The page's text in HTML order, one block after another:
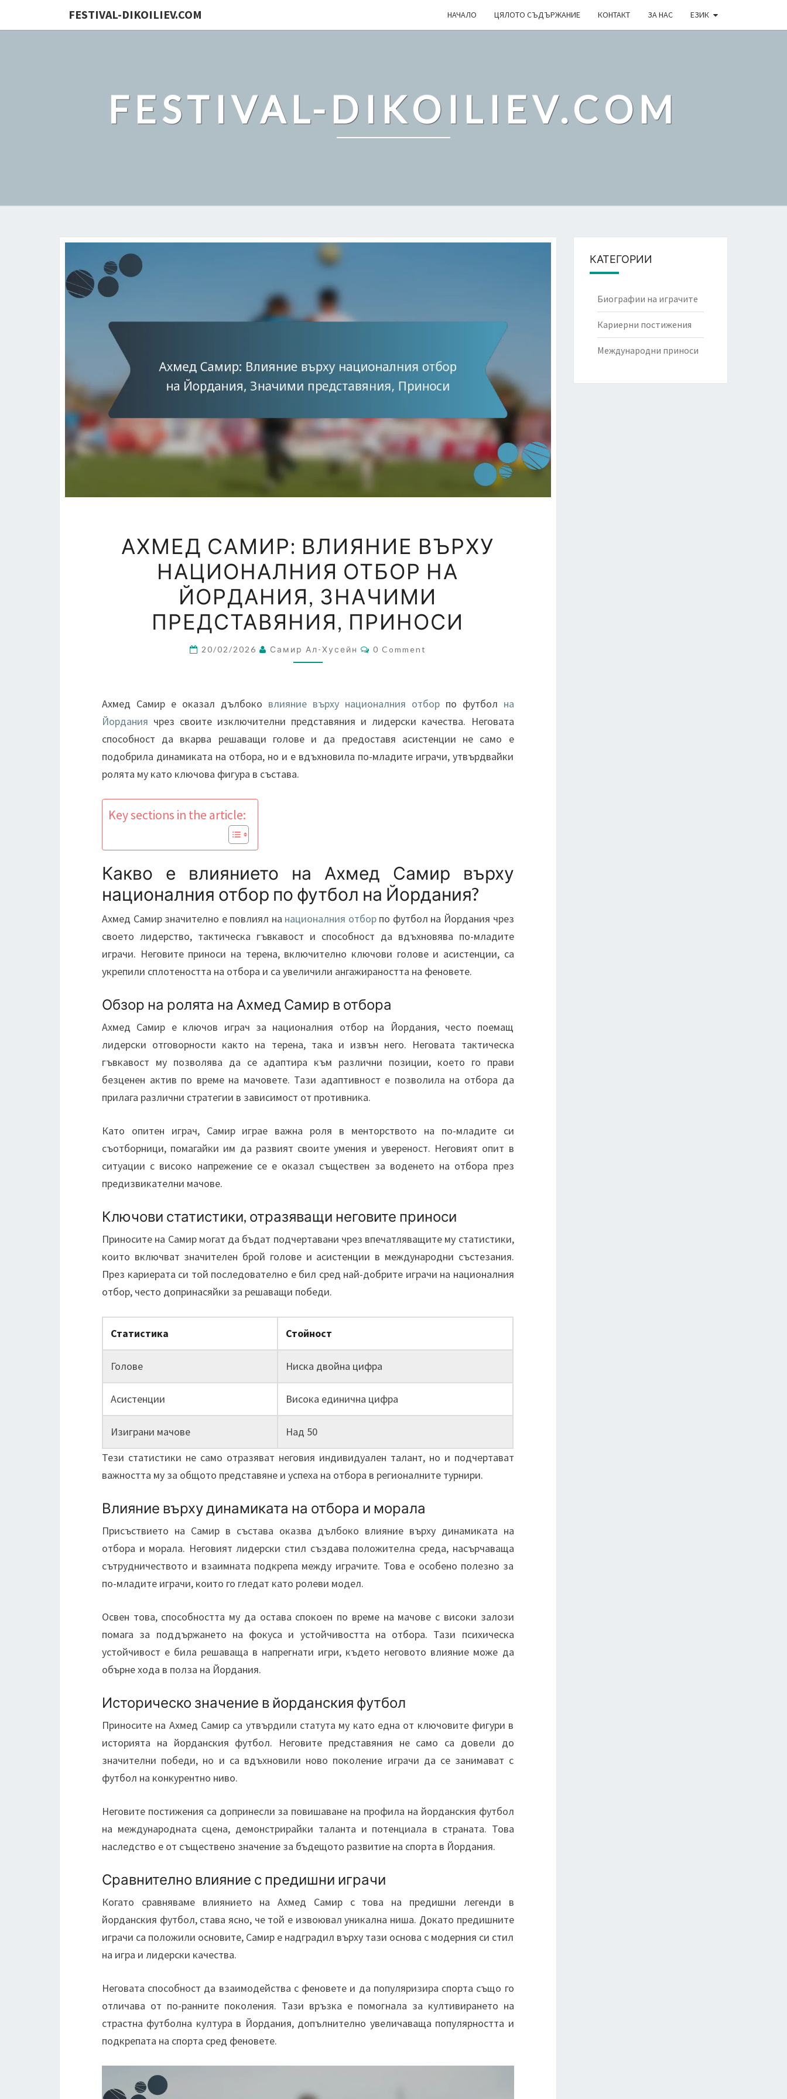
FESTIVAL-DIKOILIEV.COM НАЧАЛО ЦЯЛОТО СЪДЪРЖАНИЕ КОНТАКТ ЗА НАС ЕЗИК
FESTIVAL-DIKOILIEV.COM
САМИР:
ВЛИЯНИЕ
ВЪРХУ
НАЦИОНАЛНИЯ
ОТБОР
ЙОРДАНИЯ,
ПРИНОСИ
АХМЕД САМИР: ВЛИЯНИЕ ВЪРХУ
НАЦИОНАЛНИЯ ОТБОР НА
ЙОРДАНИЯ, ЗНАЧИМИ
ПРЕДСТАВЯНИЯ, ПРИНОСИ
20/02/2026 Самир Ал-Хусейн Comments
0 Comment
Ахмед Самир е оказал дълбоко влияние върху националния отборпо футбол на
Йордания чрез своите изключителни представяния и лидерски качества. Неговата
способност да вкарва решаващи голове и да предоставя асистенции не само е
подобрила динамиката на отбора, но и е вдъхновила по-младите играчи, утвърдвайки
ролята му като ключова фигура в състава.
Key sections in the article:
Какво е влиянието на Ахмед Самир върху
националния отбор по футбол на Йордания?
Ахмед Самир значително е повлиял на националния отборпо футбол на Йордания чрез
своето лидерство, тактическа гъвкавост и способност да вдъхновява по-младите
играчи. Неговите приноси на терена, включително ключови голове и асистенции, са
укрепили сплотеността на отбора и са увеличили ангажираността на феновете.
Обзор на ролята на Ахмед Самир в отбора
Ахмед Самир е ключов играч за националния отбор на Йордания, често поемащ
лидерски отговорности както на терена, така и извън него. Неговата тактическа
гъвкавост му позволява да се адаптира към различни позиции, което го прави
безценен актив по време на мачовете. Тази адаптивност е позволила на отбора да
прилага различни стратегии в зависимост от противника.
Като опитен играч, Самир играе важна роля в менторството на по-младите си
съотборници, помагайки им да развият своите умения и увереност. Неговият опит в
ситуации с високо напрежение се е оказал съществен за воденето на отбора през
предизвикателни мачове.
Ключови статистики, отразяващи неговите приноси
Приносите на Самир могат да бъдат подчертавани чрез впечатляващите му статистики,
които включват значителен брой голове и асистенции в международни състезания.
През кариерата си той последователно е бил сред най-добрите играчи на националния
отбор, често допринасяйки за решаващи победи.
Статистика Стойност
Голове Ниска двойна цифра
Асистенции Висока единична цифра
Изиграни мачове
Над 50
Тези статистики не само отразяват неговия индивидуален талант, но и подчертават
важността му за общото представяне и успеха на отбора в регионалните турнири.
Влияние върху динамиката на отбора и морала
Присъствието на Самир в състава оказва дълбоко влияние върху динамиката на
отбора и морала. Неговият лидерски стил създава положителна среда, насърчаваща
сътрудничеството и взаимната подкрепа между играчите. Това е особено полезно за
по-младите играчи, които го гледат като ролеви модел.
Освен това, способността му да остава спокоен по време на мачове с високи залози
помага за поддържането на фокуса и устойчивостта на отбора. Тази психическа
устойчивост е била решаваща в напрегнати игри, където неговото влияние може да
обърне хода в полза на Йордания.
Историческо значение в йорданския футбол
Приносите на Ахмед Самир са утвърдили статута му като една от ключовите фигури в
историята на йорданския футбол. Неговите представяния не само са довели до
значителни победи, но и са вдъхновили ново поколение играчи да се занимават с
футбол на конкурентно ниво.
Неговите постижения са допринесли за повишаване на профила на йорданския футбол
на международната сцена, демонстрирайки таланта и потенциала в страната. Това
наследство е от съществено значение за бъдещото развитие на спорта в Йордания.
Сравнително влияние с предишни играчи
Когато сравняваме влиянието на Ахмед Самир с това на предишни легенди в
йорданския футбол, става ясно, че той е извоювал уникална ниша. Докато предишните
играчи са положили основите, Самир е надградил върху тази основа с модерния си стил
на игра и лидерски качества.
Неговата способност да взаимодейства с феновете и да популяризира спорта също го
отличава от по-ранните поколения. Тази връзка е помогнала за култивирането на
страстна футболна култура в Йордания, допълнително увеличаваща популярността и
подкрепата на спорта сред феновете.
КАТЕГОРИИ
Биографии на играчите
Кариерни постижения
Международни приноси